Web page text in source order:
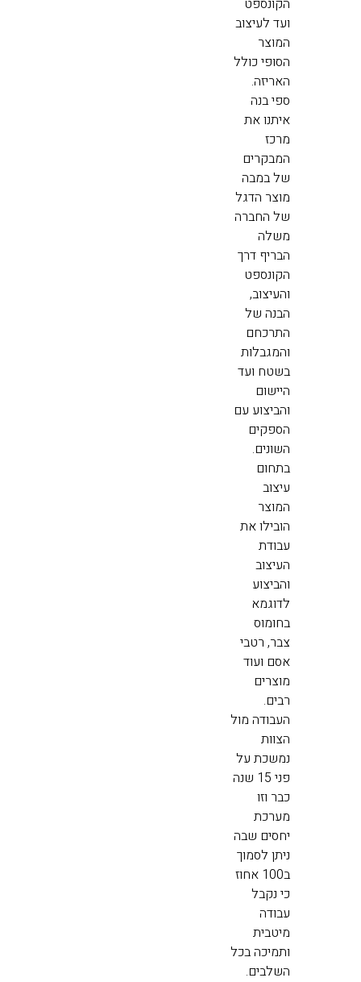
הקונספט
ועד לעיצוב
המוצר
הסופי כולל
האריזה.
ספי בנה
איתנו את
מרכז
המבקרים
של במבה
מוצר הדגל
של החברה
משלה
הבריף דרך
הקונספט
והעיצוב,
הבנה של
התרכחם
והמגבלות
בשטח ועד
היישום
והביצוע עם
הספקים
השונים.
בתחום
עיצוב
המוצר
הובילו את
עבודת
העיצוב
והביצוע
לדוגמא
בחומוס
צבר, רטבי
אסם ועוד
מוצרים
רבים.
העבודה מול
הצוות
נמשכת על
פני 15 שנה
כבר וזו
מערכת
יחסים שבה
ניתן לסמוך
ב100 אחוז
כי נקבל
עבודה
מיטבית
ותמיכה בכל
השלבים.